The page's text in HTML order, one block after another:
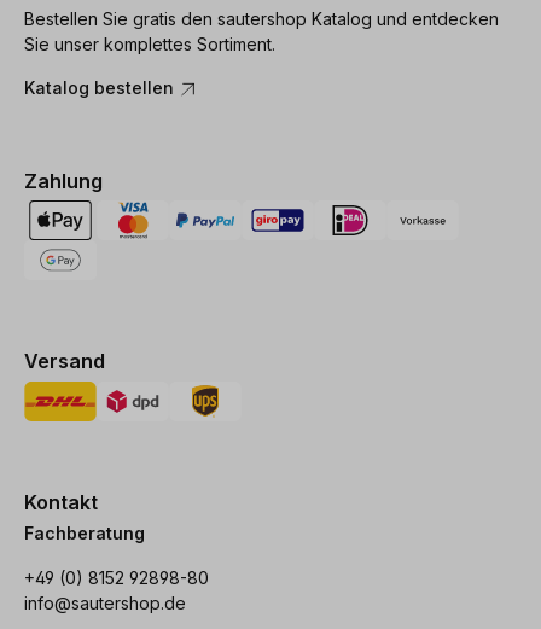
Bestellen Sie gratis den sautershop Katalog und entdecken
Sie unser komplettes Sortiment.
Katalog bestellen
Zahlung
Versand
Kontakt
Fachberatung
+49 (0) 8152 92898-80
info@sautershop.de